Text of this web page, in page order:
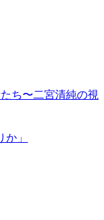
ち〜二宮清純の視
」